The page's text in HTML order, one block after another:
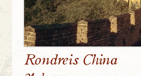
Rondreis China